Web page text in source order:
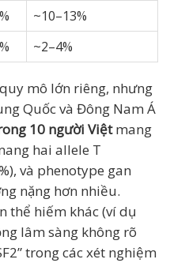
~10–13%
~2–4%
mô lớn riêng, nhưng
Quốc và Đông Nam Á
10 người Việtmang
hai allele T
và phenotype gan
nặng hơn nhiều.
thể hiếm khác (ví dụ
lâm sàng không rõ
trong các xét nghiệm